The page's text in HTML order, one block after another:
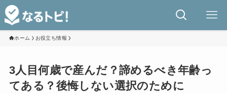
ホーム お役立ち情報
3人目何歳で産んだ？諦めるべき年齢っ
てある？後悔しない選択のために